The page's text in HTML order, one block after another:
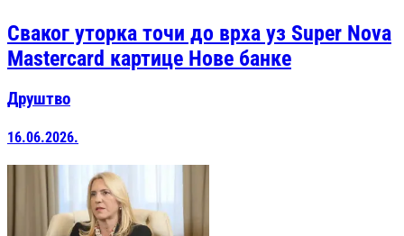
Сваког уторка точи до врха уз Super Nova
Mastercard картице Нове банке
Друштво
16.06.2026.